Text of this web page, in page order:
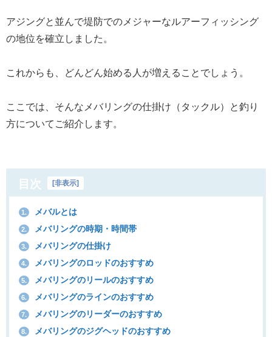
アジングと並んで堤防でのメジャーなルアーフィッシング
の地位を確立しました。
これからも、どんどん始める人が増えることでしょう。
ここでは、そんなメバリングの仕掛け（タックル）と釣り
方についてご紹介します。
目次 非表示
1. メバルとは
2. メバリングの時期・時間帯
3. メバリングの仕掛け
4. メバリングのロッドのおすすめ
5. メバリングのリールのおすすめ
6. メバリングのラインのおすすめ
7. メバリングのリーダーのおすすめ
8. メバリングのジグヘッドのおすすめ